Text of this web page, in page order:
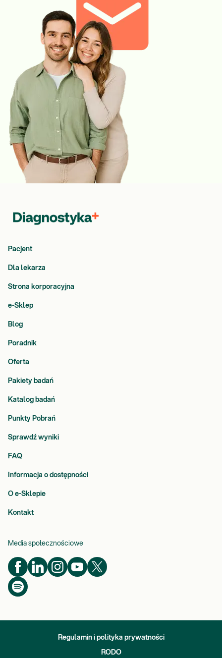
Pacjent
Dla lekarza
Strona korporacyjna
e-Sklep
Blog
Poradnik
Oferta
Pakiety badań
Katalog badań
Punkty Pobrań
Sprawdź wyniki
FAQ
Informacja o dostępności
O e-Sklepie
Kontakt
Media społecznościowe
Regulamin i polityka prywatności
RODO